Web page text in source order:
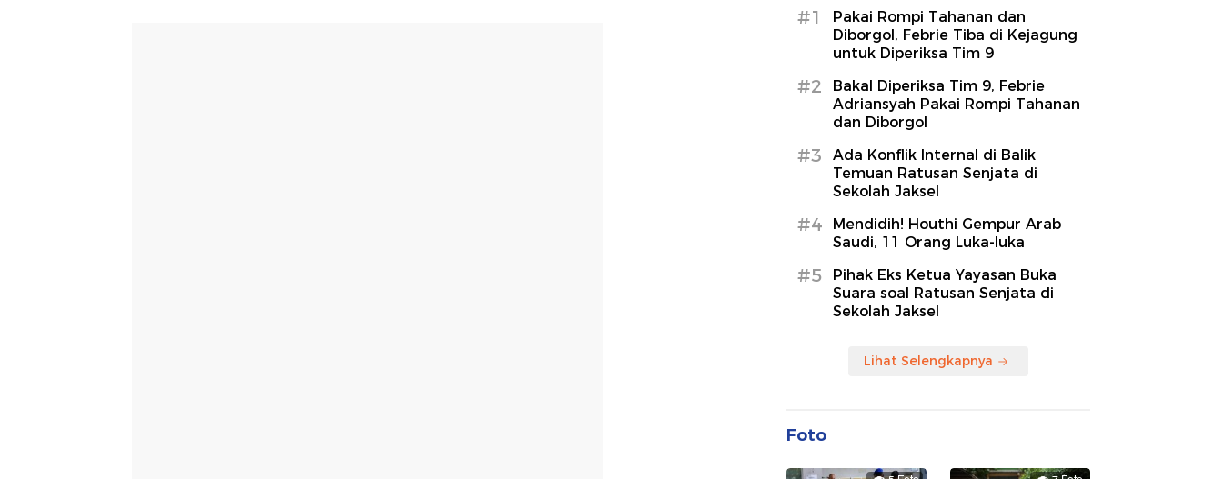
#1
Pakai Rompi Tahanan dan
Diborgol, Febrie Tiba di Kejagung
untuk Diperiksa Tim 9
#2
Bakal Diperiksa Tim 9, Febrie
Adriansyah Pakai Rompi Tahanan
dan Diborgol
#3
Ada Konflik Internal di Balik
Temuan Ratusan Senjata di
Sekolah Jaksel
#4
Mendidih! Houthi Gempur Arab
Saudi, 11 Orang Luka-luka
#5
Pihak Eks Ketua Yayasan Buka
Suara soal Ratusan Senjata di
Sekolah Jaksel
Lihat Selengkapnya
Foto